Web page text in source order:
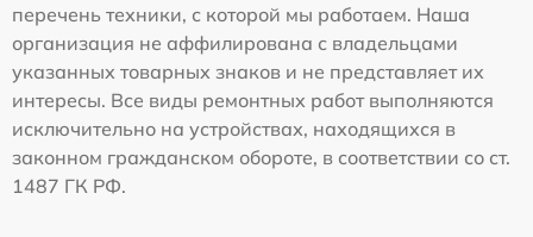
перечень техники, с которой мы работаем. Наша
организация не аффилирована с владельцами
указанных товарных знаков и не представляет их
интересы. Все виды ремонтных работ выполняются
исключительно на устройствах, находящихся в
законном гражданском обороте, в соответствии со ст.
1487 ГК РФ.